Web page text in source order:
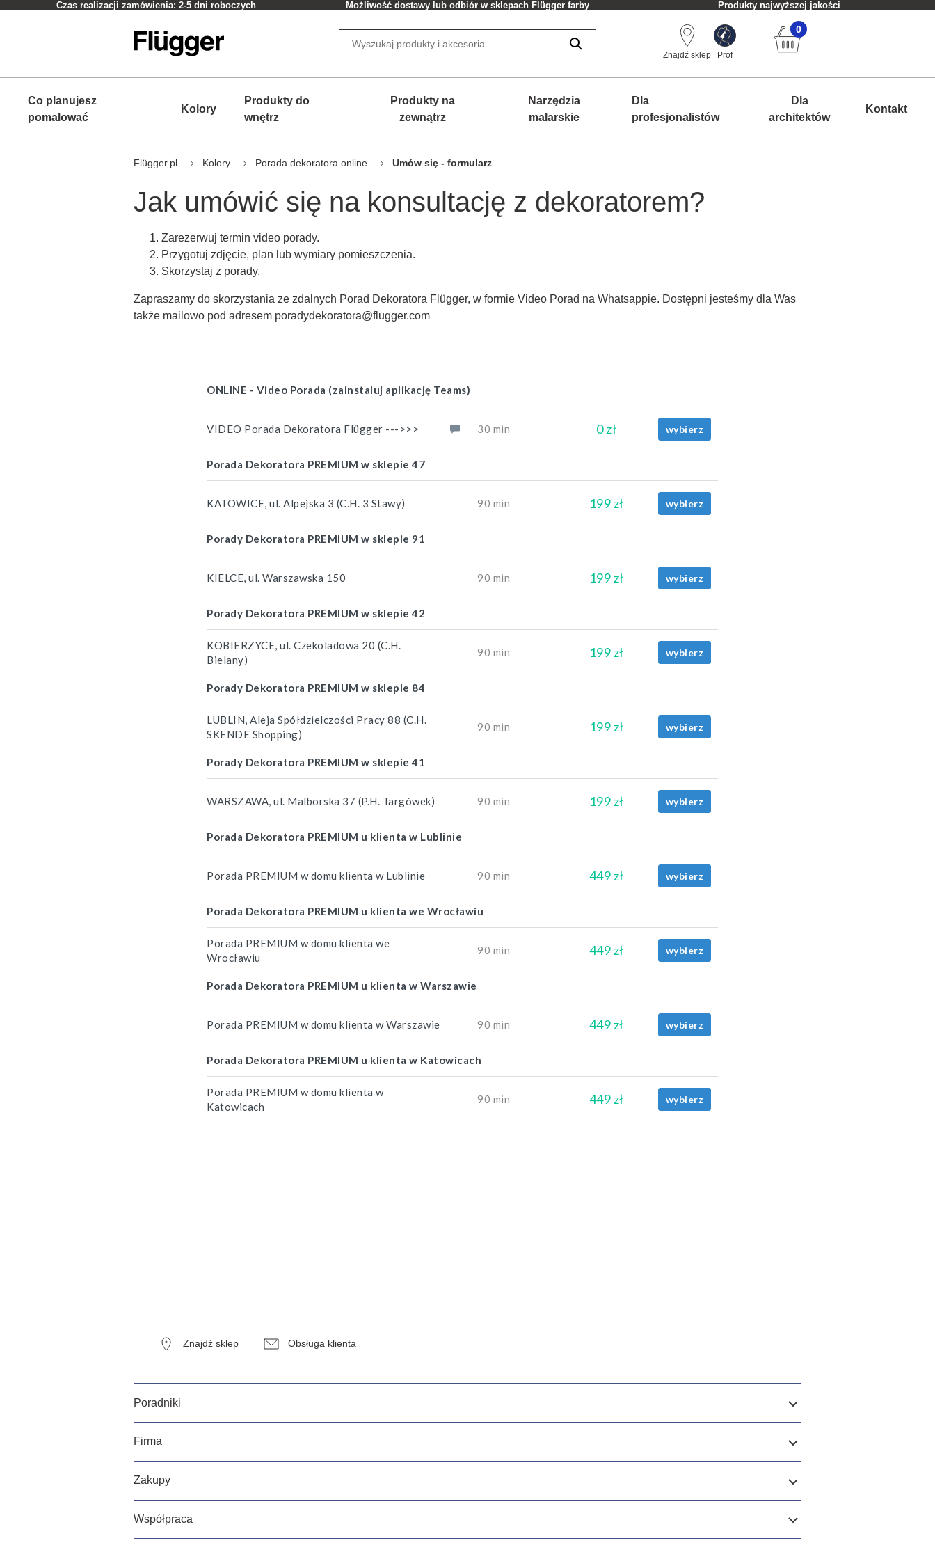
Czas realizacji zamówienia: 2-5 dni roboczych Możliwość dostawy lub odbiór w sklepach Flügger farby Produkty najwyższej jakości
Znajdź sklep Prof
0
Co planujesz
pomalować
Kolory
Produkty do
wnętrz
Produkty na
zewnątrz
Narzędzia
malarskie
Dla
profesjonalistów
Dla
architektów
Kontakt
Flügger.pl Kolory Porada dekoratora online Umów się - formularz
Jak umówić się na konsultację z dekoratorem?
Zarezerwuj termin video porady.
Przygotuj zdjęcie, plan lub wymiary pomieszczenia.
Skorzystaj z porady.
Zapraszamy do skorzystania ze zdalnych Porad Dekoratora Flügger, w formie Video Porad na Whatsappie. Dostępni jesteśmy dla Was
także mailowo pod adresem poradydekoratora@flugger.com
Znajdź sklep Obsługa klienta
Poradniki
Firma
Zakupy
Współpraca